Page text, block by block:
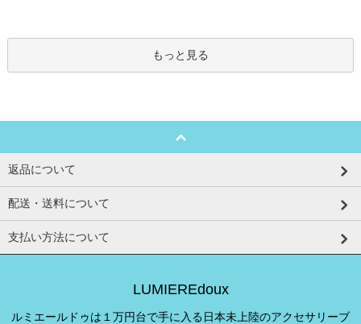
もっと見る
返品について
配送・送料について
支払い方法について
LUMIEREdoux
ルミエールドゥは１万円台で手に入る日本未上陸のアクセサリーブ